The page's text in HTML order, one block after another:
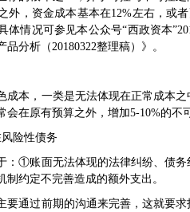
外，资金成本基本在12%左右，或
体情况可参见本公众号“西政资本
分析（20180322整理稿）》。
本，一类是无法体现在正常成本之
会在原有预算之外，增加5-10%的
险性债务
①账面无法体现的法律纠纷、债务
约定不完善造成的额外支出。
通过前期的沟通来完善，这就要求